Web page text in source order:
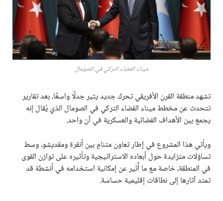
ميناء الفضاء التركي في الصومال
تشهد منطقة القرن الأفريقي تحرك جديد يثير جدلًا واسعًا، بعد تقارير
تتحدث عن مخطط ميناء الفضاء التركي في الصومال الذي يُقال إنه
يجمع بين الأهداف الفضائية والعسكرية في آن واحد.
ويأتي هذا المشروع في إطار تعاون متنامٍ بين أنقرة ومقديشو، وسط
تساؤلات متزايدة حول أبعاده الاستراتيجية وتأثيره على توازن القوى
في المنطقة، خاصة مع ما أُثير عن إمكانية استخدامه في أنشطة قد
تمتد آثارها إلى نطاقات إقليمية حساسة.